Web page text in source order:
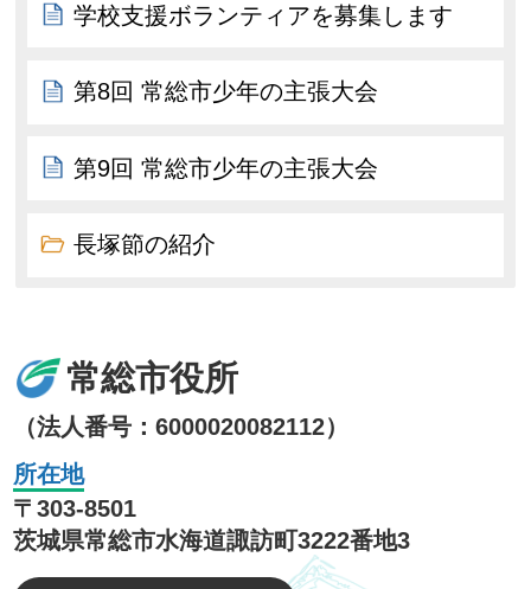
学校支援ボランティアを募集します
第8回 常総市少年の主張大会
第9回 常総市少年の主張大会
長塚節の紹介
常総市役所
（法人番号：6000020082112）
所在地
〒303-8501
茨城県常総市水海道諏訪町3222番地3